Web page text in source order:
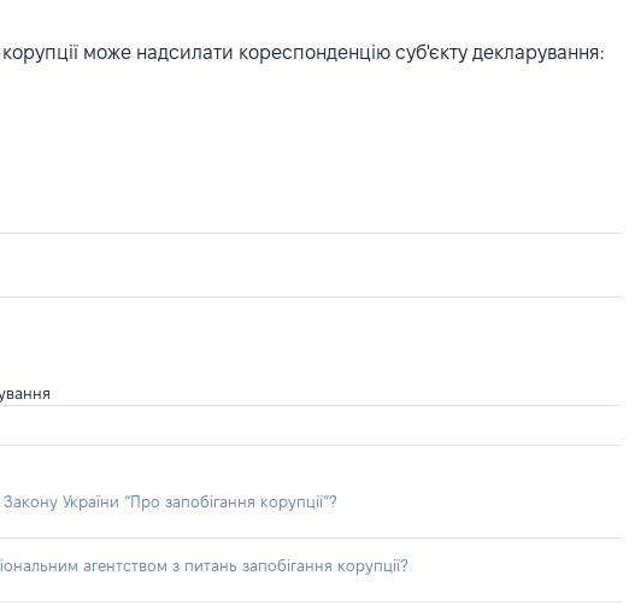
може надсилати кореспонденцію суб'єкту декларування:
України “Про запобігання корупції”?
агентством з питань запобігання корупції?